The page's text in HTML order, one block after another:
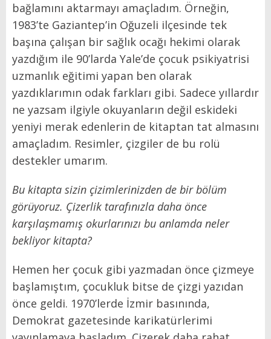
bağlamını aktarmayı amaçladım. Örneğin,
1983’te Gaziantep’in Oğuzeli ilçesinde tek
başına çalışan bir sağlık ocağı hekimi olarak
yazdığım ile 90’larda Yale’de çocuk psikiyatrisi
uzmanlık eğitimi yapan ben olarak
yazdıklarımın odak farkları gibi. Sadece yıllardır
ne yazsam ilgiyle okuyanların değil eskideki
yeniyi merak edenlerin de kitaptan tat almasını
amaçladım. Resimler, çizgiler de bu rolü
destekler umarım.
Bu kitapta sizin çizimlerinizden de bir bölüm
görüyoruz. Çizerlik tarafınızla daha önce
karşılaşmamış okurlarınızı bu anlamda neler
bekliyor kitapta?
Hemen her çocuk gibi yazmadan önce çizmeye
başlamıştım, çocukluk bitse de çizgi yazıdan
önce geldi. 1970’lerde İzmir basınında,
Demokrat gazetesinde karikatürlerimi